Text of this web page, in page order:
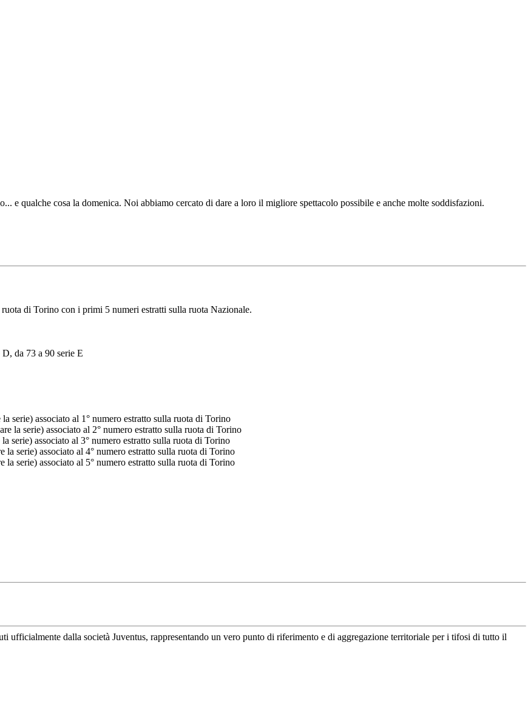
e qualche cosa la domenica. Noi abbiamo cercato di dare a loro il migliore spettacolo possibile e anche molte soddisfazioni.
di Torino con i primi 5 numeri estratti sulla ruota Nazionale.
da 73 a 90 serie E
serie) associato al 1° numero estratto sulla ruota di Torino
la serie) associato al 2° numero estratto sulla ruota di Torino
serie) associato al 3° numero estratto sulla ruota di Torino
serie) associato al 4° numero estratto sulla ruota di Torino
serie) associato al 5° numero estratto sulla ruota di Torino
dalla società Juventus, rappresentando un vero punto di riferimento e di aggregazione territoriale per i tifosi di tutto il